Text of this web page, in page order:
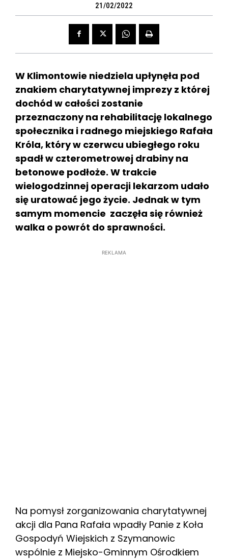
21/02/2022
W Klimontowie niedziela upłynęła pod
znakiem charytatywnej imprezy z której
dochód w całości zostanie
przeznaczony na rehabilitację lokalnego
społecznika i radnego miejskiego Rafała
Króla, który w czerwcu ubiegłego roku
spadł w czterometrowej drabiny na
betonowe podłoże. W trakcie
wielogodzinnej operacji lekarzom udało
się uratować jego życie. Jednak w tym
samym momencie zaczęła się również
walka o powrót do sprawności.
REKLAMA
Na pomysł zorganizowania charytatywnej
akcji dla Pana Rafała wpadły Panie z Koła
Gospodyń Wiejskich z Szymanowic
wspólnie z Miejsko-Gminnym Ośrodkiem